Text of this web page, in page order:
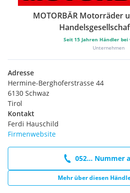
MOTORBÄR Motorräder
Seit 15 Jahren Händler
Unternehmen
Adresse
Hermine-Berghoferstrasse 44
6130 Schwaz
Tirol
Kontakt
Ferdi Hauschild
Firmenwebsite
052... Nummer
Mehr über diesen